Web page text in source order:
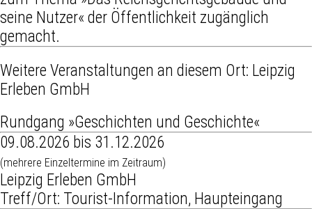
seine Nutzer« der Öffentlichkeit zugänglich
gemacht.
Weitere Veranstaltungen an diesem Ort: Leipzig
Erleben GmbH
Rundgang »Geschichten und Geschichte«
09.08.2026 bis 31.12.2026
(mehrere Einzeltermine im Zeitraum)
Leipzig Erleben GmbH
Treff/Ort: Tourist-Information, Haupteingang